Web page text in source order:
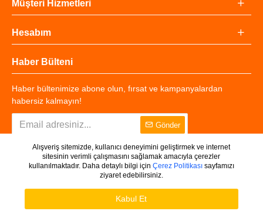
Müşteri Hizmetleri
Hesabım
Haber Bülteni
Haber bültenimize abone olun, fırsat ve kampanyalardan
habersiz kalmayın!
Gönder
Copyright © 2025 - Tüm Hakları Saklıdır.
Alışveriş sitemizde, kullanıcı deneyimini geliştirmek ve internet
sitesinin verimli çalışmasını sağlamak amacıyla çerezler
kullanılmaktadır. Daha detaylı bilgi için Çerez Politikasısayfamızı
ziyaret edebilirsiniz.
Kabul Et
Ürünleri Filtrele